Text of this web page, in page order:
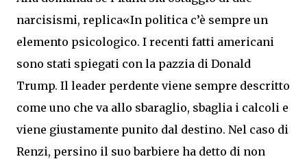
narcisismi, replica«In politica c’è sempre un
elemento psicologico. I recenti fatti americani
sono stati spiegati con la pazzia di Donald
Trump. Il leader perdente viene sempre descritto
come uno che va allo sbaraglio, sbaglia i calcoli e
viene giustamente punito dal destino. Nel caso di
Renzi, persino il suo barbiere ha detto di non